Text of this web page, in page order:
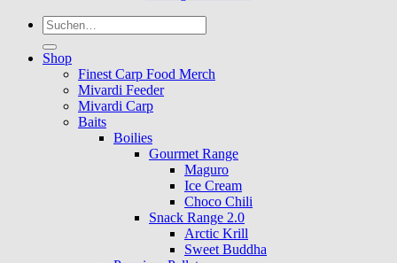
Suche
nach:
Shop
Finest Carp Food Merch
Mivardi Feeder
Mivardi Carp
Baits
Boilies
Gourmet Range
Maguro
Ice Cream
Choco Chili
Snack Range 2.0
Arctic Krill
Sweet Buddha